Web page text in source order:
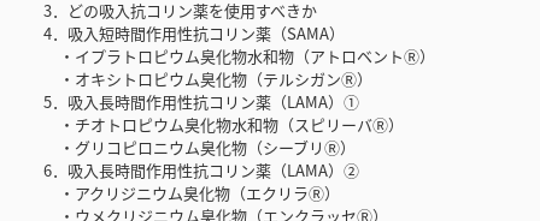
3．どの吸入抗コリン薬を使用すべきか
4．吸入短時間作用性抗コリン薬（SAMA）
・イプラトロピウム臭化物水和物（アトロベントⓇ）
・オキシトロピウム臭化物（テルシガンⓇ）
5．吸入長時間作用性抗コリン薬（LAMA）①
・チオトロピウム臭化物水和物（スピリーバⓇ）
・グリコピロニウム臭化物（シーブリⓇ）
6．吸入長時間作用性抗コリン薬（LAMA）②
・アクリジニウム臭化物（エクリラⓇ）
・ウメクリジニウム臭化物（エンクラッセⓇ）